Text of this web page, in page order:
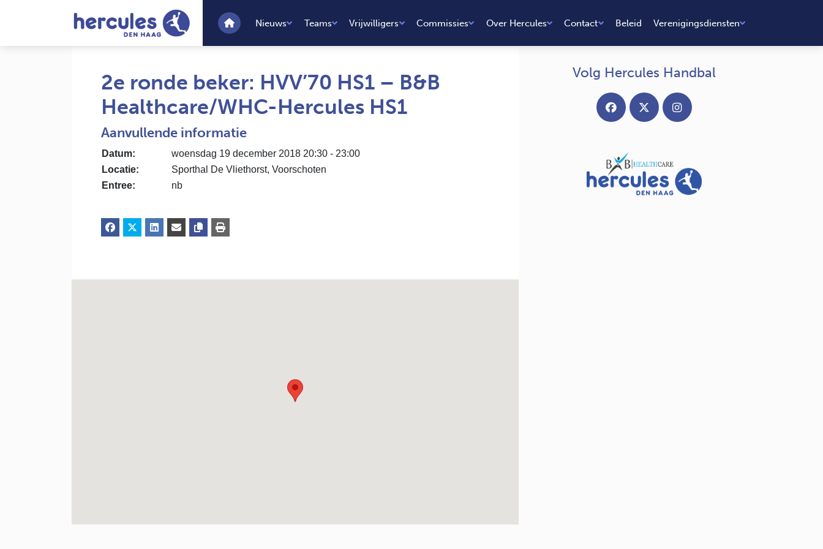
Nieuws Teams Vrijwilligers Commissies Over Hercules Contact Beleid Verenigingsdiensten
2e ronde beker: HVV’70 HS1 – B&B
Healthcare/WHC-Hercules HS1
Aanvullende informatie
Datum:
woensdag 19 december 2018 20:30 - 23:00
Locatie:
Sporthal De Vliethorst, Voorschoten
Entree:
nb
Volg Hercules Handbal